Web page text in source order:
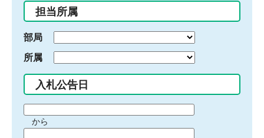
入
力
担当所属
部局
所属
入札公告日
間から